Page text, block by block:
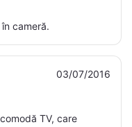
cameră.
03/07/2016
TV, care